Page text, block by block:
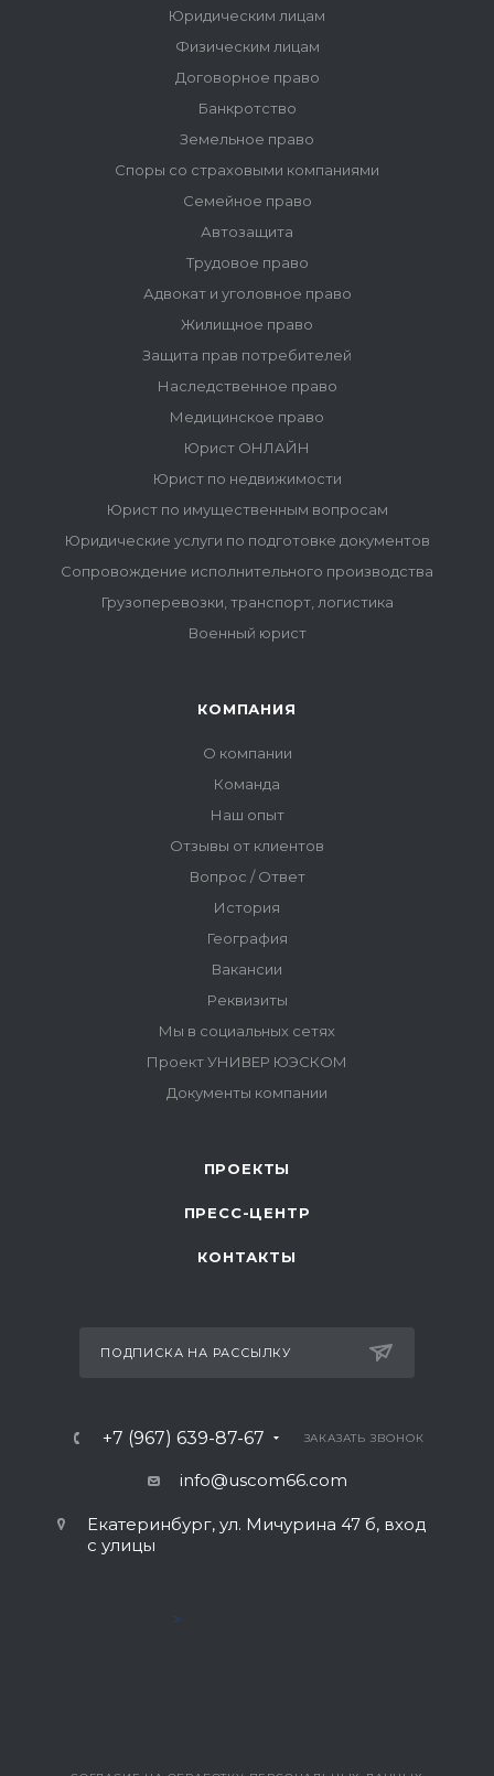
ПРОЕКТЫ
ПРЕСС-ЦЕНТР
КОНТАКТЫ
ПОДПИСКА НА РАССЫЛКУ
+7 (967) 639-87-67 ЗАКАЗАТЬ ЗВОНОК
info@uscom66.com
Екатеринбург, ул. Мичурина 47 б, вход
с улицы
>